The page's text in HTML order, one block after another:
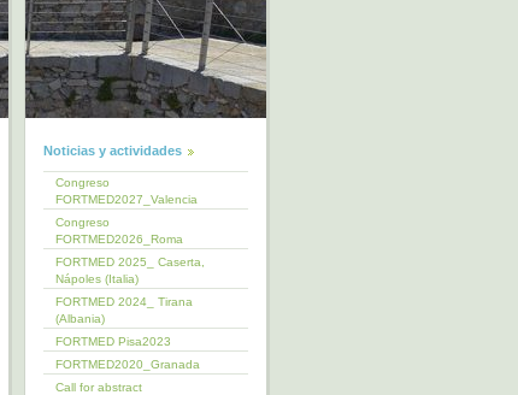
Noticias y actividades
Congreso
FORTMED2027_Valencia
Congreso
FORTMED2026_Roma
FORTMED 2025_ Caserta,
Nápoles (Italia)
FORTMED 2024_ Tirana
(Albania)
FORTMED Pisa2023
FORTMED2020_Granada
Call for abstract